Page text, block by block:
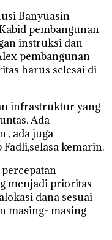
Banyuasin
pembangunan
instruksi dan
pembangunan
harus selesai di
infrastruktur yang
Ada
, ada juga
kemarin.
menjadi prioritas
dana sesuai
masing- masing